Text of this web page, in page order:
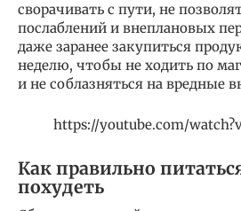
сворачивать с пути, не
послаблений и внеплановых
даже заранее закупиться
неделю, чтобы не ходить по
и не соблазняться на вредные
https://youtube.com/
Как правильно
похудеть